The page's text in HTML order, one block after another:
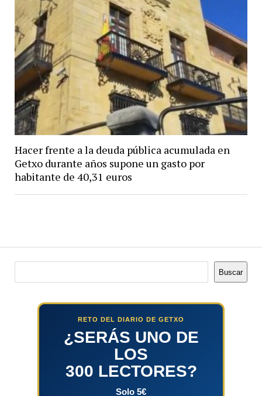
Hacer frente a la deuda pública acumulada en
Getxo durante años supone un gasto por
habitante de 40,31 euros
Buscar
RETO DEL DIARIO DE GETXO
¿SERÁS UNO DE
LOS
300 LECTORES?
Solo 5€